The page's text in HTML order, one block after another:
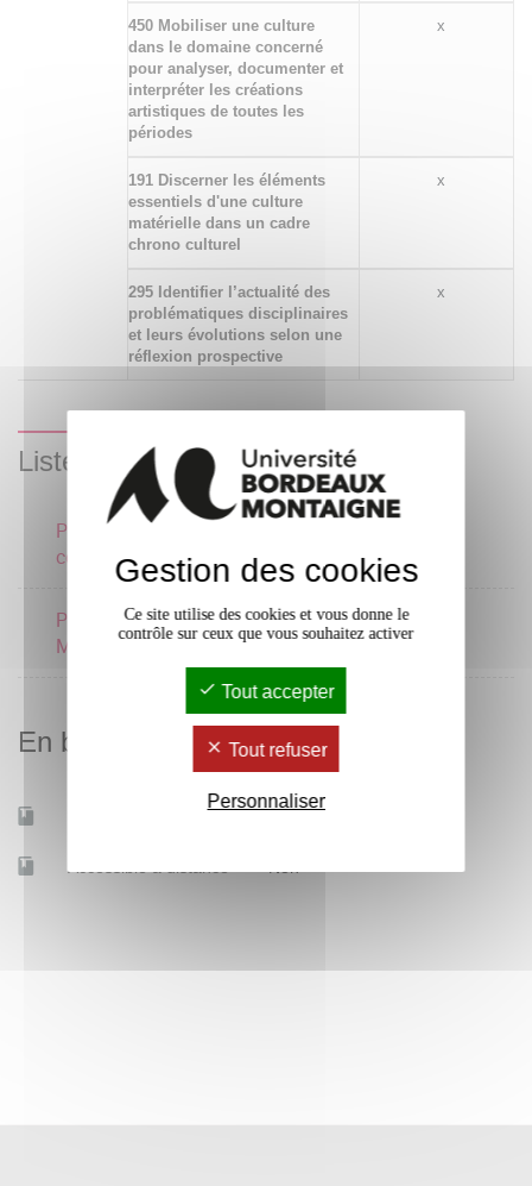
450 Mobiliser une culture
dans le domaine concerné
pour analyser, documenter et
interpréter les créations
artistiques de toutes les
périodes
x
191 Discerner les éléments
essentiels d'une culture
matérielle dans un cadre
chrono culturel
x
295 Identifier l’actualité des
problématiques disciplinaires
et leurs évolutions selon une
réflexion prospective
x
Liste des enseignements
Protohistoire de l'Europe
continentale
Protohistoire de la
Méditerranée
6 crédits
En bref
Accessible à distance
Gestion des cookies
Ce site utilise des cookies et vous donne le
contrôle sur ceux que vous souhaitez activer
Tout accepter
Tout refuser
Personnaliser